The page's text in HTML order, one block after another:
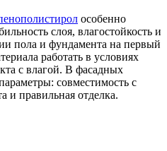
особенно
слоя, влагостойкость и
пола и фундамента на первый
работать в условиях
с влагой. В фасадных
совместимость с
и правильная отделка.